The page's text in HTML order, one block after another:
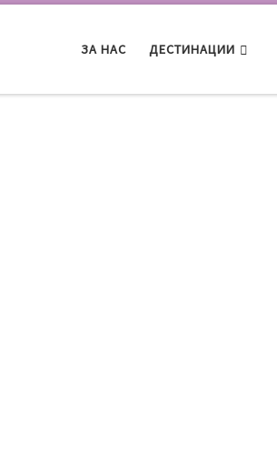
ЗА НАС ДЕСТИНАЦИИ